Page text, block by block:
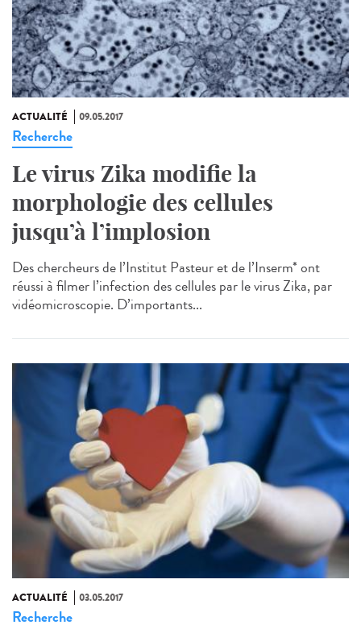
ACTUALITÉ 09.05.2017
Recherche
Le virus Zika modifie la
morphologie des cellules
jusqu’à l’implosion
Des chercheurs de l’Institut Pasteur et de l’Inserm* ont
réussi à filmer l’infection des cellules par le virus Zika, par
vidéomicroscopie. D’importants...
ACTUALITÉ 03.05.2017
Recherche